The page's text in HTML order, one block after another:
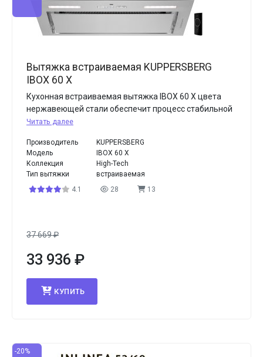
Вытяжка встраиваемая KUPPERSBERG
IBOX 60 X
Кухонная встраиваемая вытяжка IBOX 60 X цвета
нержавеющей стали обеспечит процесс стабильной
Читать далее
Производитель
KUPPERSBERG
Модель
IBOX 60 X
Коллекция
High-Tech
Тип вытяжки
встраиваемая
4.1
28 13
37 669₽
33 936 ₽
КУПИТЬ
-20%